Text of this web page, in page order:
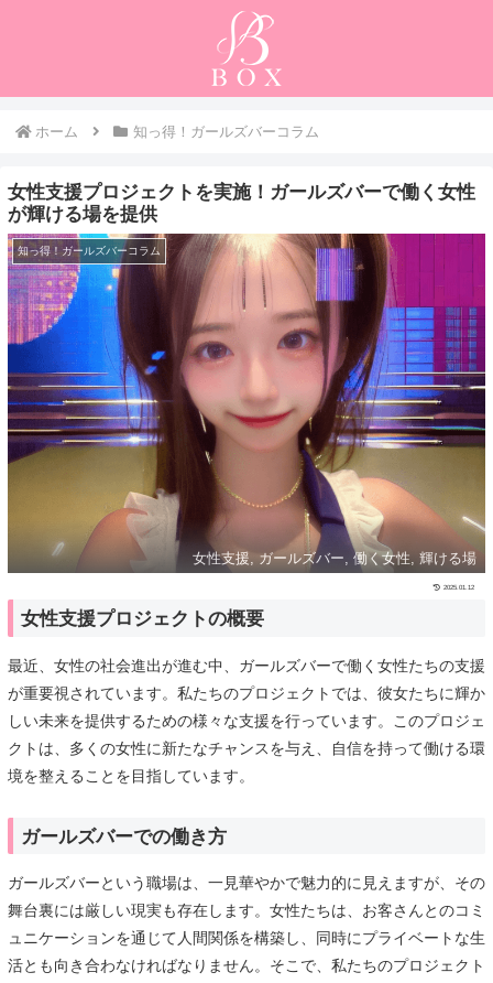
ホーム 知っ得！ガールズバーコラム
女性支援プロジェクトを実施！ガールズバーで働く女性
が輝ける場を提供
知っ得！ガールズバーコラム
女性支援, ガールズバー, 働く女性, 輝ける場
2025.01.12
女性支援プロジェクトの概要
最近、女性の社会進出が進む中、ガールズバーで働く女性たちの支援
が重要視されています。私たちのプロジェクトでは、彼女たちに輝か
しい未来を提供するための様々な支援を行っています。このプロジェ
クトは、多くの女性に新たなチャンスを与え、自信を持って働ける環
境を整えることを目指しています。
ガールズバーでの働き方
ガールズバーという職場は、一見華やかで魅力的に見えますが、その
舞台裏には厳しい現実も存在します。女性たちは、お客さんとのコミ
ュニケーションを通じて人間関係を構築し、同時にプライベートな生
活とも向き合わなければなりません。そこで、私たちのプロジェクト